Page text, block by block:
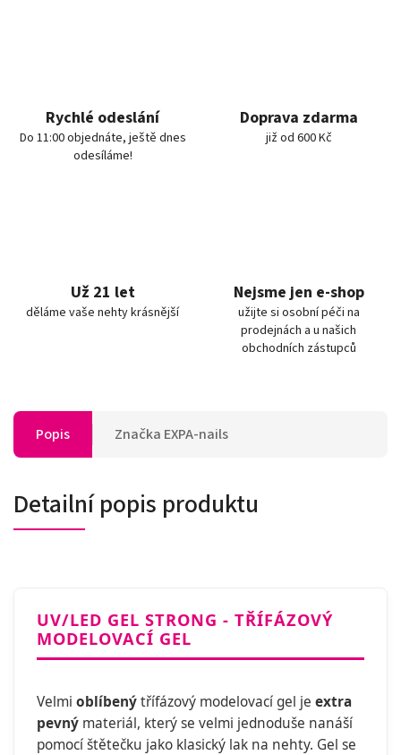
Rychlé odeslání
Do 11:00 objednáte, ještě dnes
odesíláme!
Doprava zdarma
již od 600 Kč
Už 21 let
děláme vaše nehty krásnější
Nejsme jen e-shop
užijte si osobní péči na
prodejnách a u našich
obchodních zástupců
Popis Značka EXPA-nails
Detailní popis produktu
UV/LED GEL STRONG - TŘÍFÁZOVÝ
MODELOVACÍ GEL
Velmi oblíbenýtřífázový modelovací gel je extra
pevný materiál, který se velmi jednoduše nanáší
pomocí štětečku jako klasický lak na nehty. Gel se